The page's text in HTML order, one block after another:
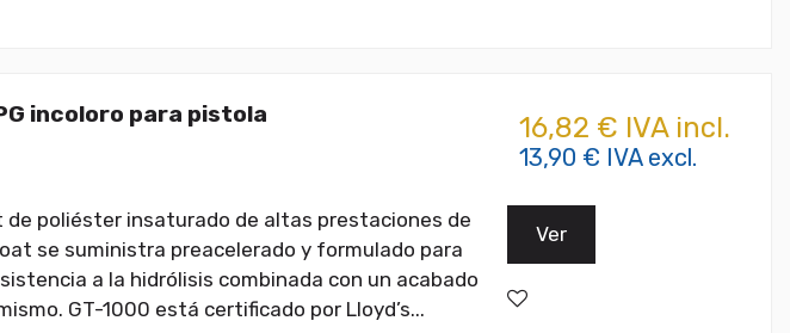
incoloro para pistola
poliéster insaturado de altas prestaciones de
se suministra preacelerado y formulado para
a la hidrólisis combinada con un acabado
GT-1000 está certificado por Lloyd’s...
16,82 € IVA incl.
13,90 € IVA excl.
Ver